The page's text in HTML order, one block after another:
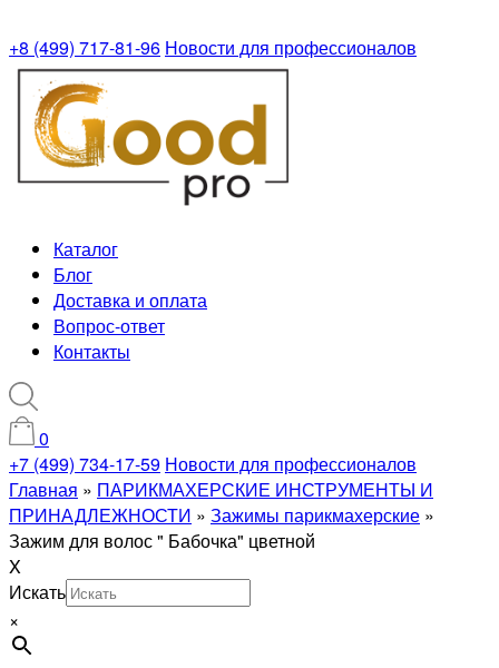
+8 (499) 717-81-96 Новости для профессионалов
Каталог
Блог
Доставка и оплата
Вопрос-ответ
Контакты
0
+7 (499) 734-17-59 Новости для профессионалов
Главная » ПАРИКМАХЕРСКИЕ ИНСТРУМЕНТЫ И
ПРИНАДЛЕЖНОСТИ » Зажимы парикмахерские »
Зажим для волос " Бабочка" цветной
X
Искать
×